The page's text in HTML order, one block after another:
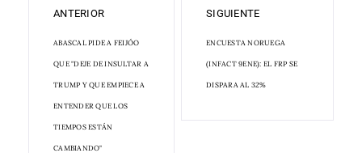
ANTERIOR
ABASCAL PIDE A FEIJÓO
QUE "DEJE DE INSULTAR A
TRUMP Y QUE EMPIECE A
ENTENDER QUE LOS
TIEMPOS ESTÁN
CAMBIANDO"
SIGUIENTE
ENCUESTA NORUEGA
(INFACT 9ENE): EL FRP SE
DISPARA AL 32%